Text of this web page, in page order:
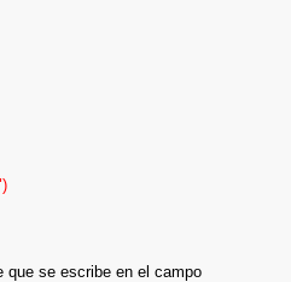
que se escribe en el campo